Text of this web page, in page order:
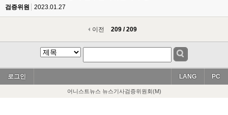
검증위원 2023.01.27
이전 209 / 209
로그인 PC
LANG
어니스트뉴스 뉴스기사검증위원회(M)